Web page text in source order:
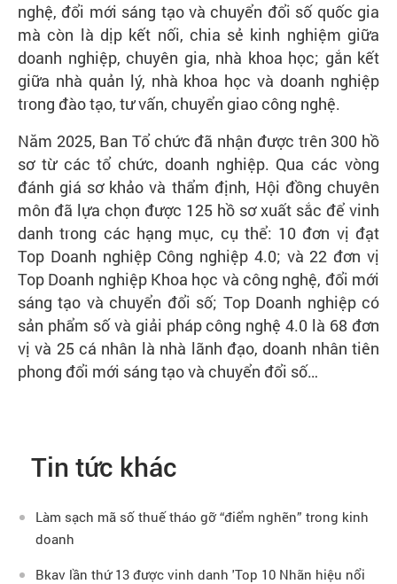
nghệ, đổi mới sáng tạo và chuyển đổi số quốc gia
mà còn là dịp kết nối, chia sẻ kinh nghiệm giữa
doanh nghiệp, chuyên gia, nhà khoa học; gắn kết
giữa nhà quản lý, nhà khoa học và doanh nghiệp
trong đào tạo, tư vấn, chuyển giao công nghệ.
Năm 2025, Ban Tổ chức đã nhận được trên 300 hồ
sơ từ các tổ chức, doanh nghiệp. Qua các vòng
đánh giá sơ khảo và thẩm định, Hội đồng chuyên
môn đã lựa chọn được 125 hồ sơ xuất sắc để vinh
danh trong các hạng mục, cụ thể: 10 đơn vị đạt
Top Doanh nghiệp Công nghiệp 4.0; và 22 đơn vị
Top Doanh nghiệp Khoa học và công nghệ, đổi mới
sáng tạo và chuyển đổi số; Top Doanh nghiệp có
sản phẩm số và giải pháp công nghệ 4.0 là 68 đơn
vị và 25 cá nhân là nhà lãnh đạo, doanh nhân tiên
phong đổi mới sáng tạo và chuyển đổi số…
Tin tức khác
Làm sạch mã số thuế tháo gỡ “điểm nghẽn” trong kinh
doanh
Bkav lần thứ 13 được vinh danh 'Top 10 Nhãn hiệu nổi